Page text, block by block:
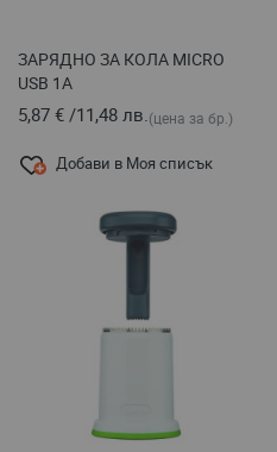
ЗАРЯДНО ЗА КОЛА MICRO
USB 1A
5,87 € /11,48 лв.(цена за бр.)
Добави в Моя списък